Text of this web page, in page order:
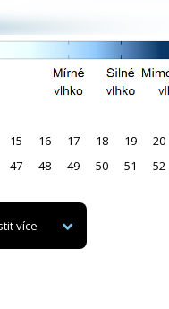
15 16 17 18 19 20
47 48 49 50 51 52
více